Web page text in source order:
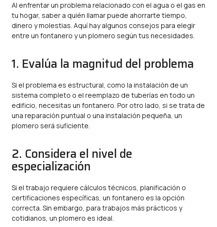
Al enfrentar un problema relacionado con el agua o el gas en
tu hogar, saber a quién llamar puede ahorrarte tiempo,
dinero y molestias. Aquí hay algunos consejos para elegir
entre un fontanero y un plomero según tus necesidades.
1. Evalúa la magnitud del problema
Si el problema es estructural, como la instalación de un
sistema completo o el reemplazo de tuberías en todo un
edificio, necesitas un fontanero. Por otro lado, si se trata de
una reparación puntual o una instalación pequeña, un
plomero será suficiente.
2. Considera el nivel de
especialización
Si el trabajo requiere cálculos técnicos, planificación o
certificaciones específicas, un fontanero es la opción
correcta. Sin embargo, para trabajos más prácticos y
cotidianos, un plomero es ideal.